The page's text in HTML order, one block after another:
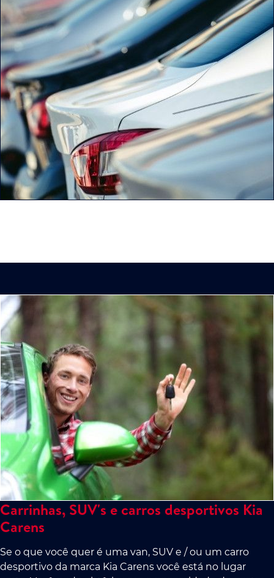
Carrinhas, SUV's e carros desportivos Kia
Carens
Se o que você quer é uma van, SUV e / ou um carro
desportivo da marca Kia Carens você está no lugar